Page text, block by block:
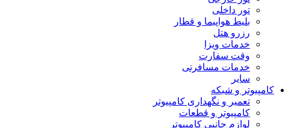
تور داخلی
بلیط هواپیما و قطار
رزرو هتل
خدمات ویزا
وقت سفارت
خدمات مسافرتی
سایر
کامپیوتر و شبکه
تعمیر و نگهداری کامپیوتر
کامپیوتر و قطعات
لوازم جانبی کامپیوتر